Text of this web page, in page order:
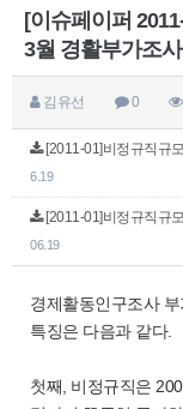
[이슈페이퍼
3월 경활부가조
김유선 0
[2011-01]비정규직규
6.19
[2011-01]비정규직규
06.19
경제활동인구조사
특징은 다음과 같다.
첫째, 비정규직은